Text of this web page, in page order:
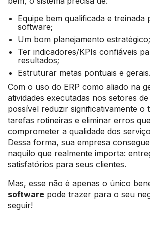
Equipe bem qualificada e treinada
software;
Um bom planejamento estratégico;
Ter indicadores/KPIs confiáveis
resultados;
Estruturar metas pontuais e gerais.
Com o uso do ERP como aliado na
atividades executadas nos setores
possível reduzir significativamente o
tarefas rotineiras e eliminar erros
comprometer a qualidade dos
Dessa forma, sua empresa
naquilo que realmente importa:
satisfatórios para seus clientes.
Mas, esse não é apenas o único
software pode trazer para o seu
seguir!